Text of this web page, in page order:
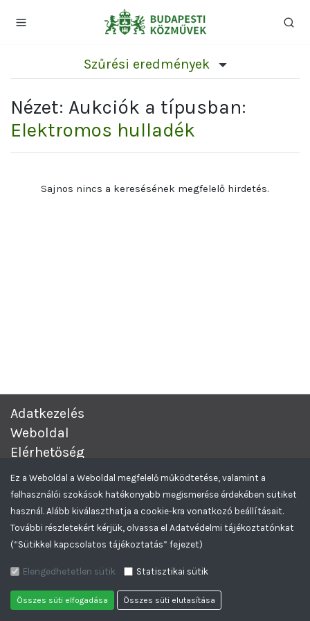
Szűrési eredmények
Nézet: Aukciók a típusban:
Elektromos hulladék
Sajnos nincs a keresésének megfelelő hirdetés.
Adatkezelés
Weboldal
Elérhetőség
Minden Jog Fenntartva.
Greencomp Tendereztető rendszer
Feliratkozom az Aukciós hírlevelekre
Ez a Weboldal a Weboldal megfelelő működtetése, valamint a
felhasználói szokások hatékonyabb megismerése érdekében sütiket
használ. Alább kiválaszthatja a cookie-kra vonatkozó beállításait.
További részletekért kérjük, olvassa el Adatvédelmi tájékoztatónkat
(“Sütikkel kapcsolatos tájékoztatás” fejezet)
Elengedhetetlen sütik Statisztikai sütik
Összes süti elfogadása Összes süti elutasítása